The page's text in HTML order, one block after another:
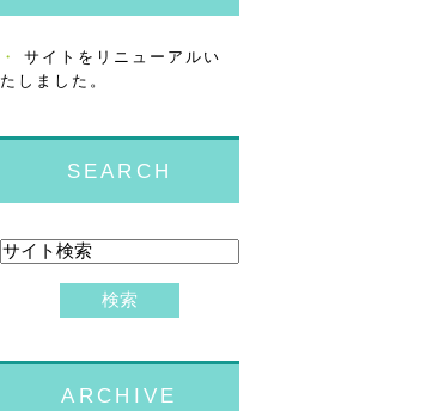
サイトをリニューアルい
たしました。
SEARCH
ARCHIVE